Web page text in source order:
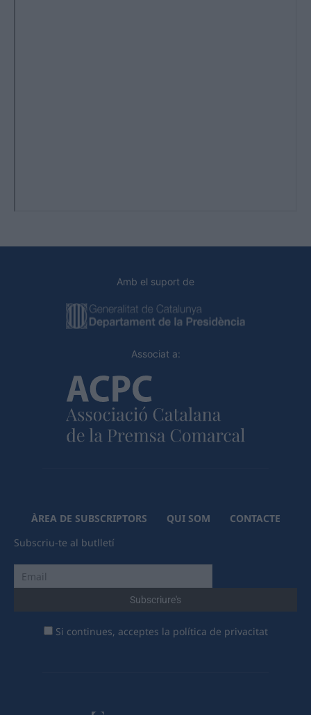
Amb el suport de
Associat a:
ÀREA DE SUBSCRIPTORS QUI SOM
CONTACTE
Subscriu-te al butlletí
Si continues, acceptes la política de privacitat